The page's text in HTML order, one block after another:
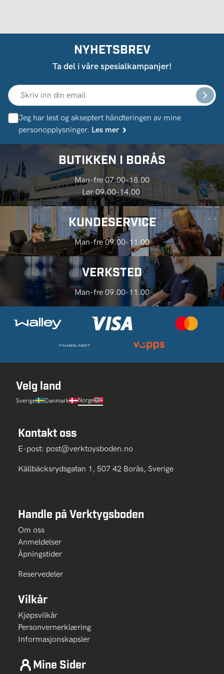
NYHETSBREV
Ta del i våre spesialkampanjer!
Jeg har lest og akseptert håndteringen av mine
personopplysninger. Les mer
BUTIKKEN I BORÅS
Man-fre 07.00-18.00
Lør 09.00-14.00
KUNDESERVICE
Man-fre 09.00-11.00
VERKSTED
Man-fre 09.00-11.00
Velg land
Sverige Danmark Norge
Kontakt oss
E-post: post@verktoysboden.no
Källbäcksrydsgatan 1, 507 42 Borås, Sverige
Handle på Verktygsboden
Om oss
Anmeldelser
Åpningstider
Reservedeler
Vilkår
Kjøpsvilkår
Personvernerklæring
Informasjonskapsler
Mine Sider